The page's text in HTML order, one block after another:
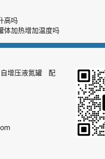
高吗
体加热增加温度吗
自增压液氮罐
配